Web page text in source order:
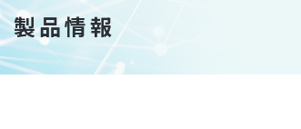
製品情報